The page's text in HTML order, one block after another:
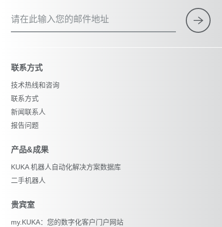
请在此输入您的邮件地址
联系方式
技术热线和咨询
联系方式
新闻联系人
报告问题
产品&成果
KUKA 机器人自动化解决方案数据库
二手机器人
贵宾室
my.KUKA：您的数字化客户门户网站